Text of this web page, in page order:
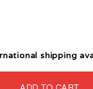
shipping